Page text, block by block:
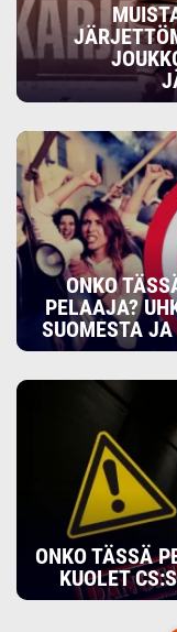
ONKO
PELAAJA?
SUOMESTA
ONKO TÄSSÄ
KUOLET